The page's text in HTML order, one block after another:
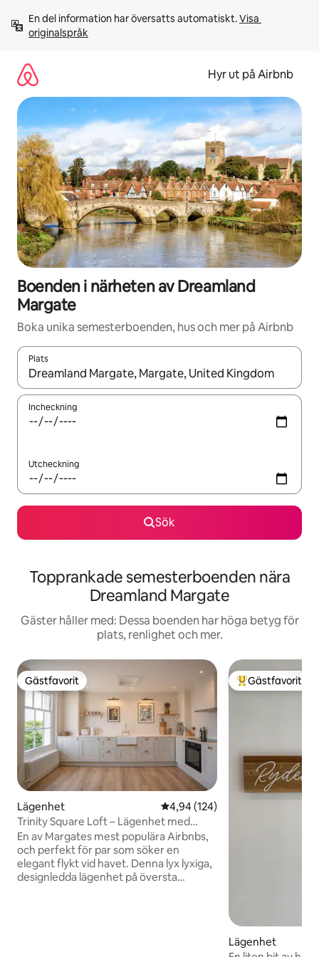
innehåll
En del information har översatts automatiskt. Visa
originalspråk
Hyr ut på Airbnb
Boenden i närheten av Dreamland
Margate
Boka unika semesterboenden, hus och mer på Airbnb
Plats
När resultaten är tillgängliga kan du navigera med upp- och
Incheckning
Utcheckning
Sök
Topprankade semesterboenden nära
Dreamland Margate
Gäster håller med: Dessa boenden har höga betyg för
plats, renlighet och mer.
Gästfavorit
Gästfavorit
Lägenhet 4,94 av 5 i genomsnittligt
4,94 (124)
Trinity Square Loft – Lägenhet med
designkänsla i Gamla stan
En av Margates mest populära Airbnbs,
och perfekt för par som söker en
elegant flykt vid havet. Denna lyx lyxiga,
designledda lägenhet på översta
Populär
Gästfavorit
Lägenhet